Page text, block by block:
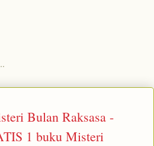
Bulan Raksasa -
1 buku Misteri